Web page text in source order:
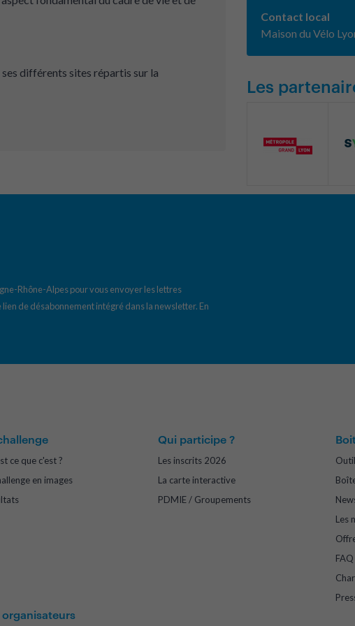
différents sites répartis sur la
Contact local
Maison du Vélo
Les
Rhône-Alpes pour vous envoyer les lettres
de désabonnement intégré dans la newsletter. En
ce que c'est ?
en images
Qui participe ?
Les inscrits 2026
La carte interactive
PDMIE / Groupements
Les
FAQ
organisateurs